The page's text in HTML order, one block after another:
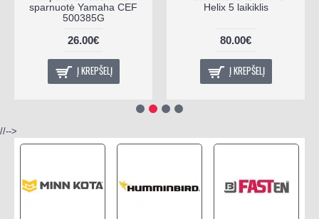
sparnuotė Yamaha CEF
500385G
26.00€
Į KREPŠELĮ
Helix 5 laikiklis
80.00€
Į KREPŠELĮ
//-->